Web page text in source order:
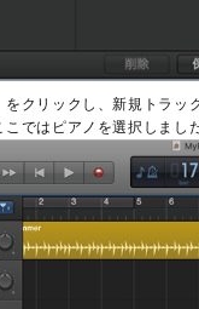
をクリックし、新規トラ
ではピアノを選択しました